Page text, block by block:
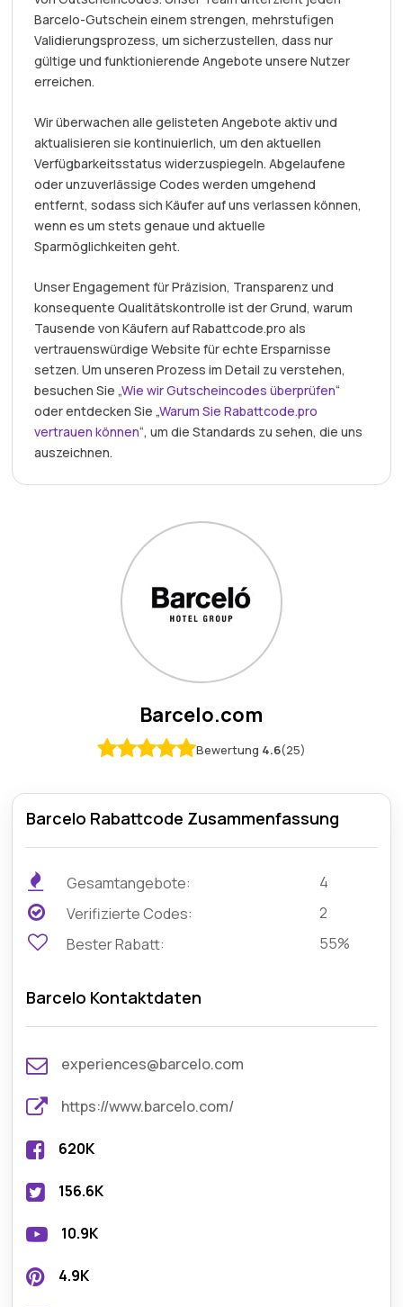
Barcelo-Gutschein einem strengen, mehrstufigen
Validierungsprozess, um sicherzustellen, dass nur
gültige und funktionierende Angebote unsere Nutzer
erreichen.
Wir überwachen alle gelisteten Angebote aktiv und
aktualisieren sie kontinuierlich, um den aktuellen
Verfügbarkeitsstatus widerzuspiegeln. Abgelaufene
oder unzuverlässige Codes werden umgehend
entfernt, sodass sich Käufer auf uns verlassen können,
wenn es um stets genaue und aktuelle
Sparmöglichkeiten geht.
Unser Engagement für Präzision, Transparenz und
konsequente Qualitätskontrolle ist der Grund, warum
Tausende von Käufern auf Rabattcode.pro als
vertrauenswürdige Website für echte Ersparnisse
setzen. Um unseren Prozess im Detail zu verstehen,
besuchen Sie „Wie wir Gutscheincodes überprüfen“
oder entdecken Sie „Warum Sie Rabattcode.pro
vertrauen können“, um die Standards zu sehen, die uns
auszeichnen.
Barcelo.com
Bewertung 4.6(25)
Barcelo Rabattcode Zusammenfassung
Gesamtangebote:
4
Verifizierte Codes:
2
Bester Rabatt:
55%
Barcelo Kontaktdaten
experiences@barcelo.com
https://www.barcelo.com/
620K
156.6K
10.9K
4.9K